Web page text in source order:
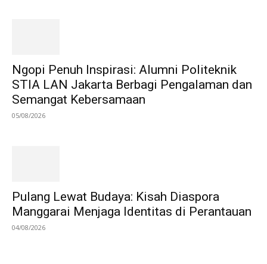
Ngopi Penuh Inspirasi: Alumni Politeknik
STIA LAN Jakarta Berbagi Pengalaman dan
Semangat Kebersamaan
05/08/2026
Pulang Lewat Budaya: Kisah Diaspora
Manggarai Menjaga Identitas di Perantauan
04/08/2026